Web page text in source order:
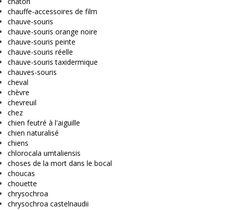
chauffe-accessoires de film
chauve-souris
chauve-souris orange noire
chauve-souris peinte
chauve-souris réelle
chauve-souris taxidermique
chauves-souris
cheval
chèvre
chevreuil
chez
chien feutré à l'aiguille
chien naturalisé
chiens
chlorocala umtaliensis
choses de la mort dans le bocal
choucas
chouette
chrysochroa
chrysochroa castelnaudii